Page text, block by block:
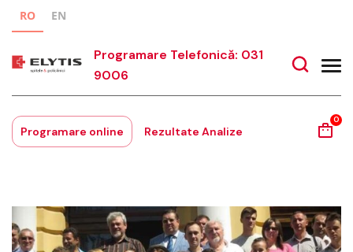
RO EN
Programare Telefonică: 031
9006
Programare online Rezultate Analize
0